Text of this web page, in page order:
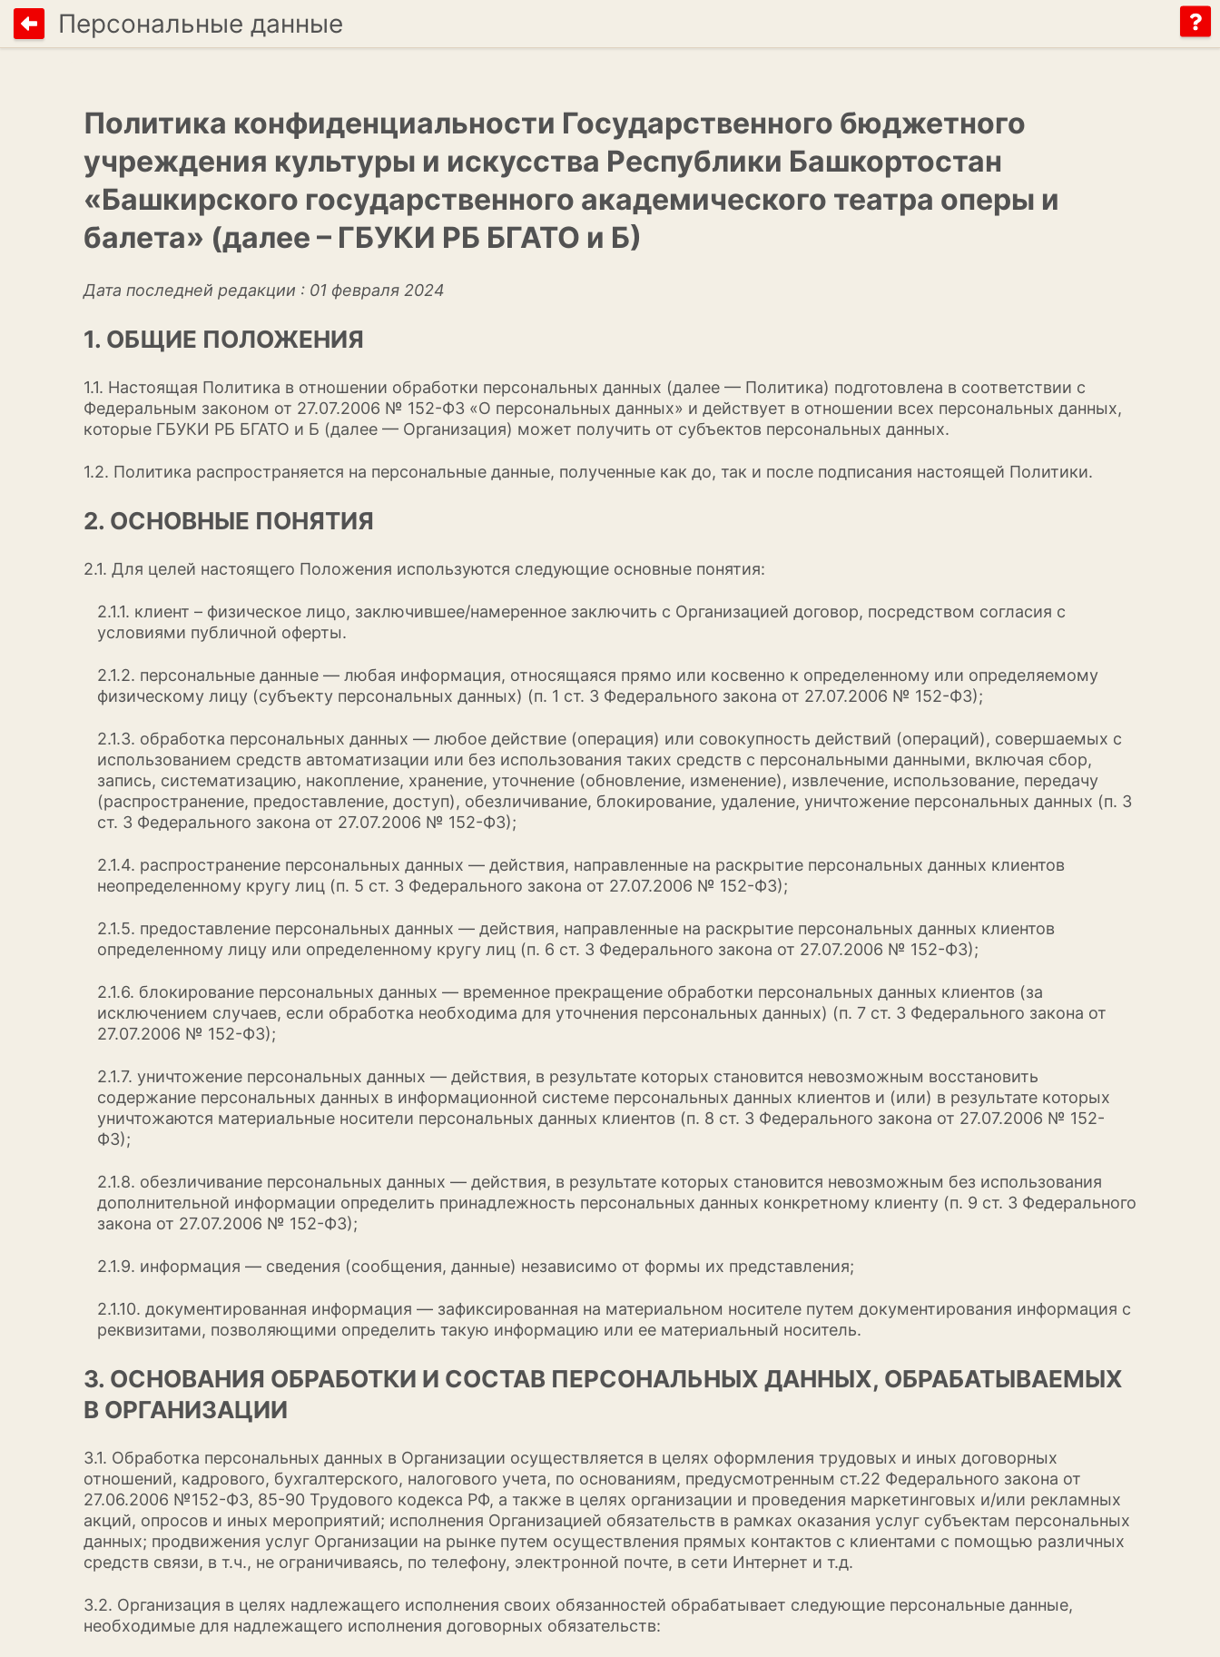
Персональные данные
Политика конфиденциальности Государственного бюджетного
учреждения культуры и искусства Республики Башкортостан
«Башкирского государственного академического театра оперы и
балета» (далее – ГБУКИ РБ БГАТО и Б)
Дата последней редакции : 01 февраля 2024
1. ОБЩИЕ ПОЛОЖЕНИЯ
1.1. Настоящая Политика в отношении обработки персональных данных (далее — Политика) подготовлена в соответствии с
Федеральным законом от 27.07.2006 № 152-ФЗ «О персональных данных» и действует в отношении всех персональных данных,
которые ГБУКИ РБ БГАТО и Б (далее — Организация) может получить от субъектов персональных данных.
1.2. Политика распространяется на персональные данные, полученные как до, так и после подписания настоящей Политики.
2. ОСНОВНЫЕ ПОНЯТИЯ
2.1. Для целей настоящего Положения используются следующие основные понятия:
2.1.1. клиент – физическое лицо, заключившее/намеренное заключить с Организацией договор, посредством согласия с
условиями публичной оферты.
2.1.2. персональные данные — любая информация, относящаяся прямо или косвенно к определенному или определяемому
физическому лицу (субъекту персональных данных) (п. 1 ст. 3 Федерального закона от 27.07.2006 № 152-ФЗ);
2.1.3. обработка персональных данных — любое действие (операция) или совокупность действий (операций), совершаемых с
использованием средств автоматизации или без использования таких средств с персональными данными, включая сбор,
запись, систематизацию, накопление, хранение, уточнение (обновление, изменение), извлечение, использование, передачу
(распространение, предоставление, доступ), обезличивание, блокирование, удаление, уничтожение персональных данных (п. 3
ст. 3 Федерального закона от 27.07.2006 № 152-ФЗ);
2.1.4. распространение персональных данных — действия, направленные на раскрытие персональных данных клиентов
неопределенному кругу лиц (п. 5 ст. 3 Федерального закона от 27.07.2006 № 152-ФЗ);
2.1.5. предоставление персональных данных — действия, направленные на раскрытие персональных данных клиентов
определенному лицу или определенному кругу лиц (п. 6 ст. 3 Федерального закона от 27.07.2006 № 152-ФЗ);
2.1.6. блокирование персональных данных — временное прекращение обработки персональных данных клиентов (за
исключением случаев, если обработка необходима для уточнения персональных данных) (п. 7 ст. 3 Федерального закона от
27.07.2006 № 152-ФЗ);
2.1.7. уничтожение персональных данных — действия, в результате которых становится невозможным восстановить
содержание персональных данных в информационной системе персональных данных клиентов и (или) в результате которых
уничтожаются материальные носители персональных данных клиентов (п. 8 ст. 3 Федерального закона от 27.07.2006 № 152-
ФЗ);
2.1.8. обезличивание персональных данных — действия, в результате которых становится невозможным без использования
дополнительной информации определить принадлежность персональных данных конкретному клиенту (п. 9 ст. 3 Федерального
закона от 27.07.2006 № 152-ФЗ);
2.1.9. информация — сведения (сообщения, данные) независимо от формы их представления;
2.1.10. документированная информация — зафиксированная на материальном носителе путем документирования информация с
реквизитами, позволяющими определить такую информацию или ее материальный носитель.
3. ОСНОВАНИЯ ОБРАБОТКИ И СОСТАВ ПЕРСОНАЛЬНЫХ ДАННЫХ, ОБРАБАТЫВАЕМЫХ
В ОРГАНИЗАЦИИ
3.1. Обработка персональных данных в Организации осуществляется в целях оформления трудовых и иных договорных
отношений, кадрового, бухгалтерского, налогового учета, по основаниям, предусмотренным ст.22 Федерального закона от
27.06.2006 №152-ФЗ, 85-90 Трудового кодекса РФ, а также в целях организации и проведения маркетинговых и/или рекламных
акций, опросов и иных мероприятий; исполнения Организацией обязательств в рамках оказания услуг субъектам персональных
данных; продвижения услуг Организации на рынке путем осуществления прямых контактов с клиентами с помощью различных
средств связи, в т.ч., не ограничиваясь, по телефону, электронной почте, в сети Интернет и т.д.
3.2. Организация в целях надлежащего исполнения своих обязанностей обрабатывает следующие персональные данные,
необходимые для надлежащего исполнения договорных обязательств: